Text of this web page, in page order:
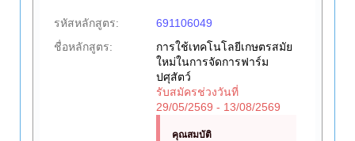
รหัสหลักสูตร:
691106049
ชื่อหลักสูตร:
การใช้เทคโนโลยีเกษตรสมัย
ใหม่ในการจัดการฟาร์ม
ปศุสัตว์
รับสมัครช่วงวันที่
29/05/2569 - 13/08/2569
คุณสมบัติ